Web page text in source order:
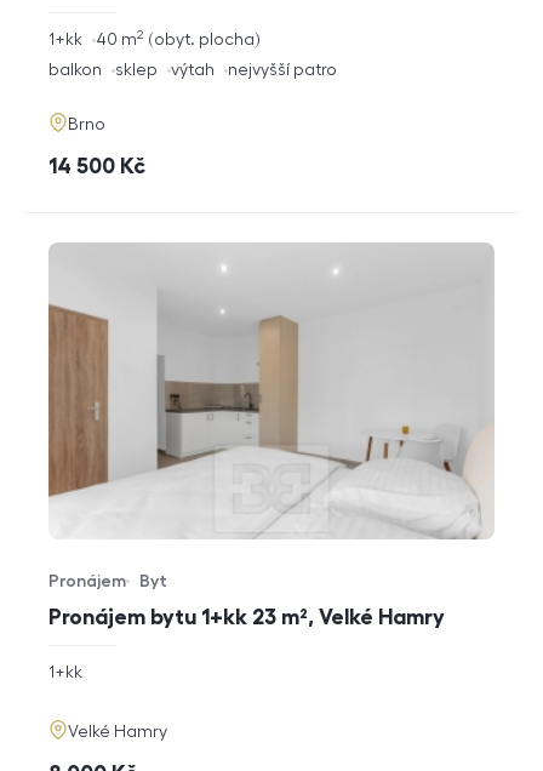
rozměry
1+kk obyt. plocha
40 m2
funkce
balkon sklep výtah nejvyšší patro
adresa
Brno
cena
14 500 Kč
Pronájem bytu 1+kk 23 m², Velké Hamry
Typ nabídky
Pronájem
Typ nemovitosti
Byt
rozměry
1+kk
adresa
Velké Hamry